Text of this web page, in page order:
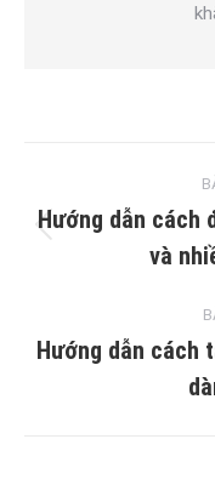
navigation
Hướng dẫn cách
và
Hướng dẫn cách